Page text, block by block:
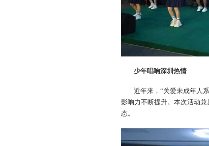
少年唱响深圳热情
近年来，“关爱未成年人
影响力不断提升。本次活动
态。